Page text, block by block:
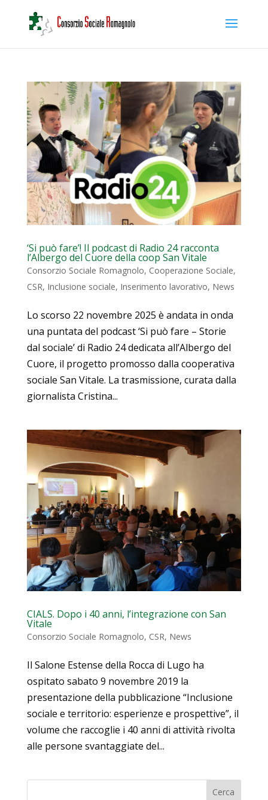
‘Si può fare’! Il podcast di Radio 24 racconta
l’Albergo del Cuore della coop San Vitale
Consorzio Sociale Romagnolo, Cooperazione Sociale,
CSR, Inclusione sociale, Inserimento lavorativo, News
Lo scorso 22 novembre 2025 è andata in onda
una puntata del podcast ‘Si può fare – Storie
dal sociale’ di Radio 24 dedicata all’Albergo del
Cuore, il progetto promosso dalla cooperativa
sociale San Vitale. La trasmissione, curata dalla
giornalista Cristina...
CIALS. Dopo i 40 anni, l’integrazione con San
Vitale
Consorzio Sociale Romagnolo, CSR, News
Il Salone Estense della Rocca di Lugo ha
ospitato sabato 9 novembre 2019 la
presentazione della pubblicazione “Inclusione
sociale e territorio: esperienze e prospettive”, il
volume che raccoglie i 40 anni di attività rivolta
alle persone svantaggiate del...